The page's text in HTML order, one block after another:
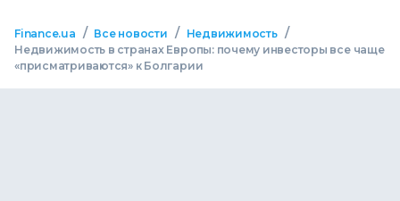
Finance.ua / Все новости / Недвижимость /
Недвижимость в странах Европы: почему инвесторы все чаще
«присматриваются» к Болгарии